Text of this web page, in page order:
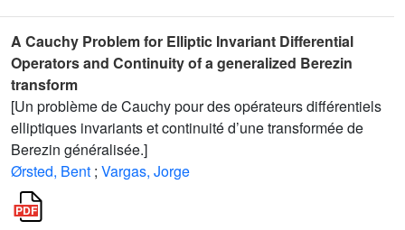
A Cauchy Problem for Elliptic Invariant Differential
Operators and Continuity of a generalized Berezin
transform
[Un problème de Cauchy pour des opérateurs différentiels
elliptiques invariants et continuité d’une transformée de
Berezin généralisée.]
Ørsted, Bent ; Vargas, Jorge